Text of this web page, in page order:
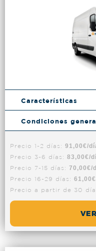
Características
Condiciones
Precio 1-2 días: 91,00€/
Precio 3-6 días: 83,00€/
Precio 7-15 días: 70,00€/
Precio 16-29 días:
Precio a partir de 30